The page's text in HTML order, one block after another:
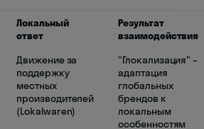
Локальный
ответ
Результат
взаимодействия
Движение за
поддержку
местных
производителей
(Lokalwaren)
"Глокализация" –
адаптация
глобальных
брендов к
локальным
особенностям